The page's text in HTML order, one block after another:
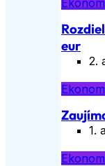
eur
2.
1.